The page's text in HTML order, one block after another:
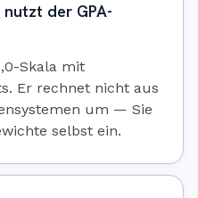
der GPA-
Skala mit
Er rechnet nicht aus
um — Sie
selbst ein.